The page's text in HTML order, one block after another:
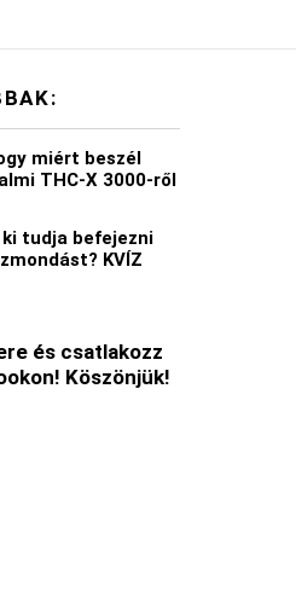
miért beszél
THC-X 3000-ről
tudja befejezni
KVÍZ
és csatlakozz
Köszönjük!